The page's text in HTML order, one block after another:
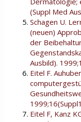
(Suppl Med
Schagen U.
(neuen)
der
Ausbild).
Eitel F.
Eitel F, Kanz